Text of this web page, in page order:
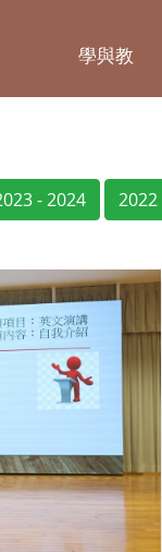
學與教
- 2024 2022